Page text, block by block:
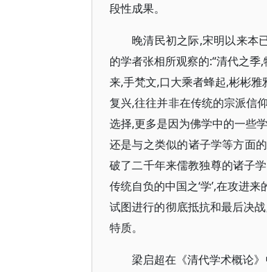
段性成果。
晚清民初之际,宋明以来本
的学者张相所观察的:“清代之
来,手梵文,口大乘者蜂起,彬彬
复兴,往往并非在传统的宗派信
选择,更多是因为佛学中的一些
还是与之类似的诸子学等方面
破了二千年来儒教独尊的诸子
传统自负的中国之‘学’,在攻进
试图进行的彻底抵抗和最后决
特质。
梁启超在《清代学术概论